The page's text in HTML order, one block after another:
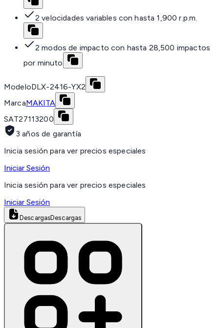
2 velocidades variables con hasta 1,900 r.p.m.
2 modos de impacto con hasta 28,500 impactos
por minuto
ModeloDLX-2416-YX2
MarcaMAKITA
SAT27113200
3 años de garantía
Inicia sesión para ver precios especiales
Iniciar Sesión
Inicia sesión para ver precios especiales
Iniciar Sesión
DescargasDescargas